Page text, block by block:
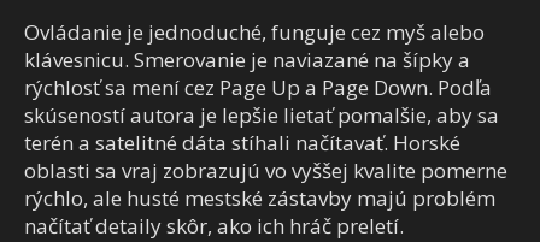
Ovládanie je jednoduché, funguje cez myš alebo
klávesnicu. Smerovanie je naviazané na šípky a
rýchlosť sa mení cez Page Up a Page Down. Podľa
skúseností autora je lepšie lietať pomalšie, aby sa
terén a satelitné dáta stíhali načítavať. Horské
oblasti sa vraj zobrazujú vo vyššej kvalite pomerne
rýchlo, ale husté mestské zástavby majú problém
načítať detaily skôr, ako ich hráč preletí.